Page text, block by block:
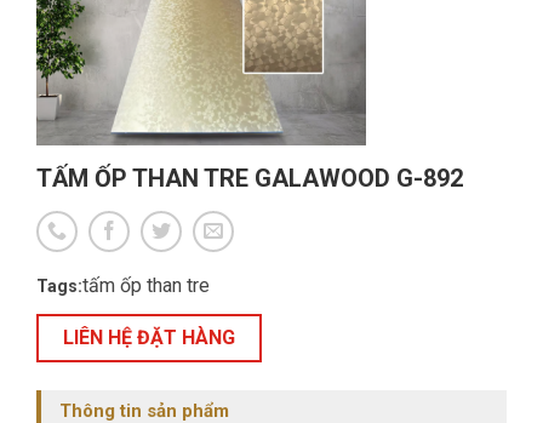
TẤM ỐP THAN TRE GALAWOOD G-892
Tags:tấm ốp than tre
LIÊN HỆ ĐẶT HÀNG
Thông tin sản phẩm